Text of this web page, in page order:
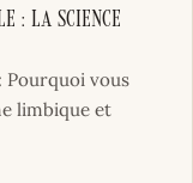
: la science
Pourquoi vous
limbique et